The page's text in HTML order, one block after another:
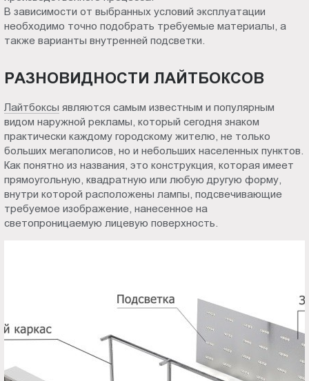
В зависимости от выбранных условий эксплуатации
необходимо точно подобрать требуемые материалы, а
также варианты внутренней подсветки.
РАЗНОВИДНОСТИ ЛАЙТБОКСОВ
Лайтбоксы являются самым известным и популярным
видом наружной рекламы, который сегодня знаком
практически каждому городскому жителю, не только
больших мегаполисов, но и небольших населенных пунктов.
Как понятно из названия, это конструкция, которая имеет
прямоугольную, квадратную или любую другую форму,
внутри которой расположены лампы, подсвечивающие
требуемое изображение, нанесенное на
светопроницаемую лицевую поверхность.
Пт.:
9.00-
18.00
Вс.: